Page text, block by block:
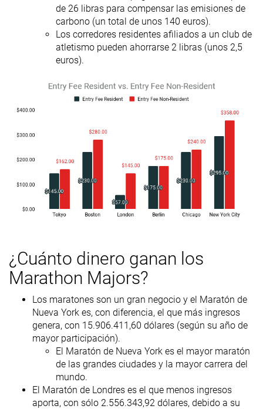
de 26 libras para compensar las emisiones de
carbono (un total de unos 140 euros).
Los corredores residentes afiliados a un club de
atletismo pueden ahorrarse 2 libras (unos 2,5
euros).
¿Cuánto dinero ganan los
Marathon Majors?
Los maratones son un gran negocio y el Maratón de
Nueva York es, con diferencia, el que más ingresos
genera, con 15.906.411,60 dólares (según su año de
mayor participación).
El Maratón de Nueva York es el mayor maratón
de las grandes ciudades y la mayor carrera del
mundo.
El Maratón de Londres es el que menos ingresos
aporta, con sólo 2.556.343,92 dólares, debido a su